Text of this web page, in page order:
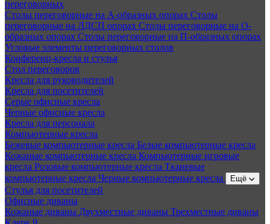
переговорных
Столы переговорные на А-образных опорах Столы
переговорные на ЛДСП опорах Столы переговорные на О-
образных опорах Столы переговорные на П-образных опорах
Угловые элементы переговорных столов
Конференц-кресла и стулья
Стол переговоров
Кресла для руководителей
Кресла для посетителей
Серые офисные кресла
Черные офисные кресла
Кресла для персонала
Компьютерные кресла
Бежевые компьютерные кресла Белые компьютерные кресла
Кожаные компьютерные кресла Компьютерные игровые
кресла Розовые компьютерные кресла Тканевые
компьютерные кресла Черные компьютерные кресла Ещё
Стулья для посетителей
Офисные диваны
Кожаные диваны Двухместные диваны Трехместные диваны